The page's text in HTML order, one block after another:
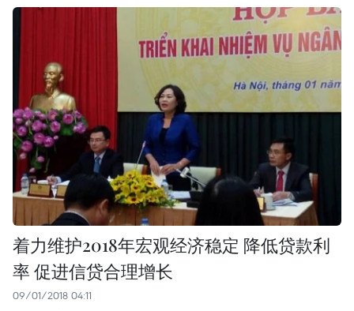
着力维护2018年宏观经济稳定 降低贷款利
率 促进信贷合理增长
09/01/2018 04:11